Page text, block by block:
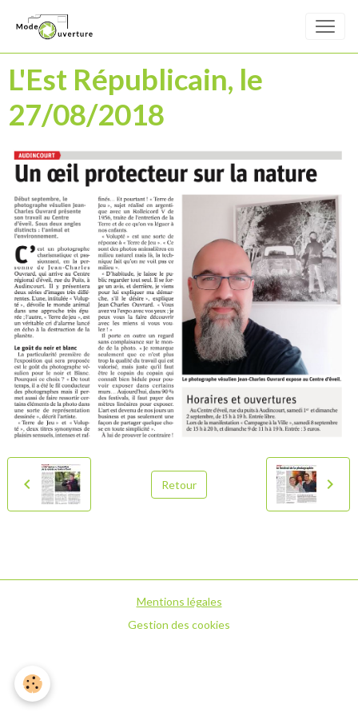
L'Est Républicain, le
27/08/2018
Retour
Mentions légales
Gestion des cookies